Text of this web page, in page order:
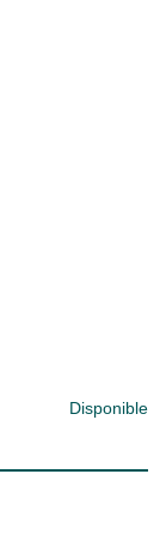
Disponible